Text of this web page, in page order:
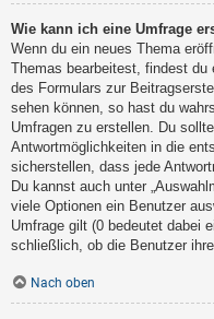
Wie kann ich eine Umfrage
Wenn du ein neues Thema
Themas bearbeitest, findest du
des Formulars zur
sehen können, so hast du
Umfragen zu erstellen. Du
Antwortmöglichkeiten in die
sicherstellen, dass jede
Du kannst auch unter
viele Optionen ein Benutzer
Umfrage gilt (0 bedeutet dabei
schließlich, ob die Benutzer
Nach oben